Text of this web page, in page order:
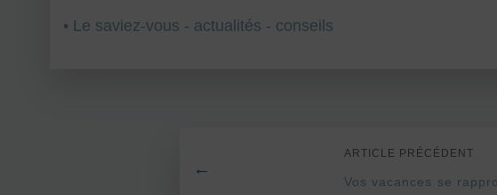
• Le saviez-vous - actualités - conseils
←
ARTICLE PRÉCÉDENT
Vos vacances se